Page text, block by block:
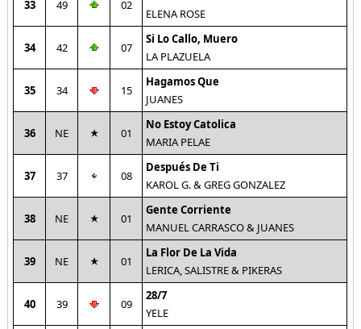
33 49 02
ELENA ROSE
34 42 07
Si Lo Callo, Muero
LA PLAZUELA
35 34 15
Hagamos Que
JUANES
36 NE 01
No Estoy Catolica
MARIA PELAE
37 37 08
Después De Ti
KAROL G. & GREG GONZALEZ
38 NE 01
Gente Corriente
MANUEL CARRASCO & JUANES
39 NE 01
La Flor De La Vida
LERICA, SALISTRE & PIKERAS
40 39 09
28/7
YELE